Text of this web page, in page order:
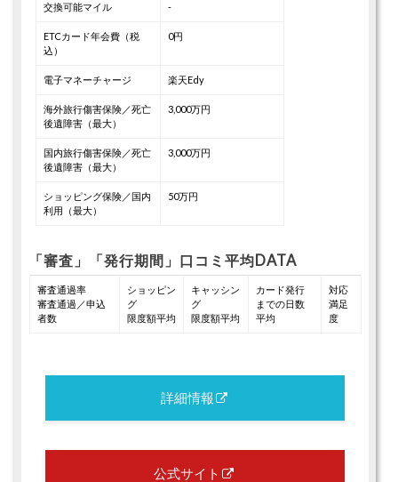
交換可能マイル -
ETCカード年会費（税
込）
0円
電子マネーチャージ 楽天Edy
海外旅行傷害保険／死亡
後遺障害（最大）
3,000万円
国内旅行傷害保険／死亡
後遺障害（最大）
3,000万円
ショッピング保険／国内
利用（最大）
50万円
「審査」「発行期間」口コミ平均DATA
審査通過率
審査通過／申込
者数
ショッピン
グ
限度額平均
キャッシン
グ
限度額平均
カード発行
までの日数
平均
対応
満足
度
詳細情報
公式サイト